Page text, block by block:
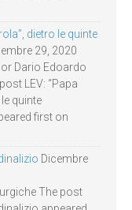
dietro le quinte
29, 2020
Dario Edoardo
LEV: “Papa
quinte
first on
Dicembre
The post